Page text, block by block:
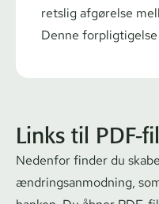
retslig afgørelse
Denne
Links til PDF-
Nedenfor finder du
æn­drings­an­mod­ning,